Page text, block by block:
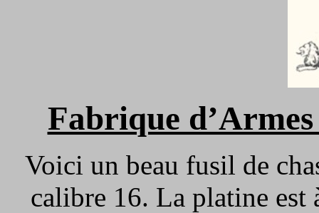
Fabrique
Voici un beau fusil de
calibre 16. La platine est